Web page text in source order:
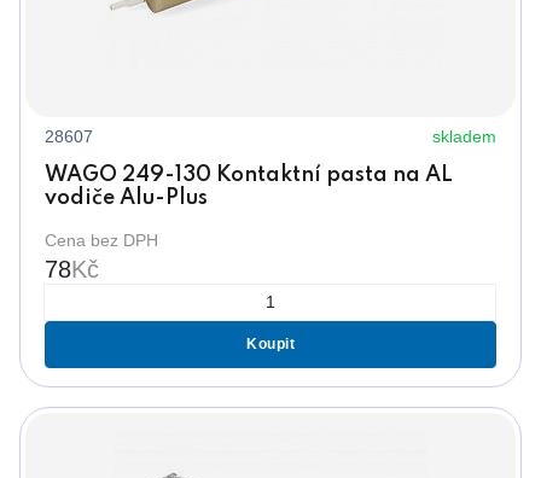
28607 skladem
WAGO 249-130 Kontaktní pasta na AL
vodiče Alu-Plus
Cena bez DPH
78Kč
Koupit